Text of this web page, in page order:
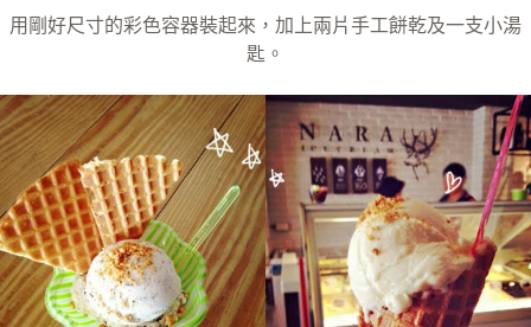
用剛好尺寸的彩色容器裝起來，加上兩片手工餅乾及一支小湯
匙。